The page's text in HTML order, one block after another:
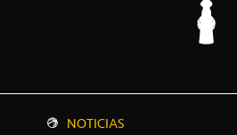
NOTICIAS